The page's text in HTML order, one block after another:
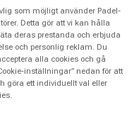
Big Logo
Damer-
som möjligt använder Padel-
Detta gör att vi kan hålla
deras prestanda och erbjuda
och personlig reklam. Du
alla cookies och gå
inställningar” nedan för att
göra ett individuellt val eller